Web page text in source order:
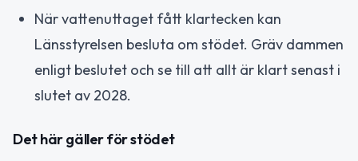
När vattenuttaget fått klartecken kan
Länsstyrelsen besluta om stödet. Gräv dammen
enligt beslutet och se till att allt är klart senast i
slutet av 2028.
Det här gäller för stödet